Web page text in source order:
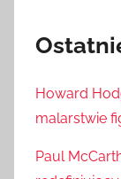
Howard
malarstwie
Paul